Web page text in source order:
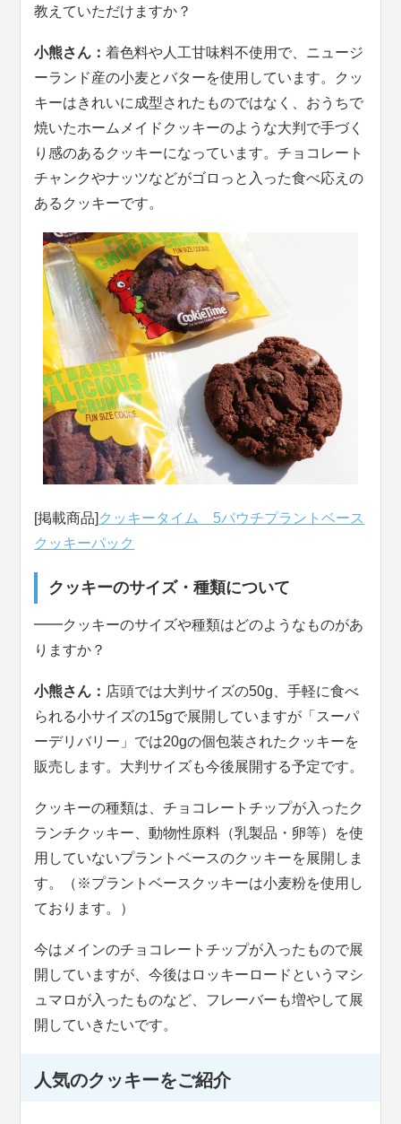
教えていただけますか？
小熊さん：着色料や人工甘味料不使用で、ニュージ
ーランド産の小麦とバターを使用しています。クッ
キーはきれいに成型されたものではなく、おうちで
焼いたホームメイドクッキーのような大判で手づく
り感のあるクッキーになっています。チョコレート
チャンクやナッツなどがゴロっと入った食べ応えの
あるクッキーです。
[掲載商品] クッキータイム 5パウチプラントベース
クッキーパック
クッキーのサイズ・種類について
━━クッキーのサイズや種類はどのようなものがあ
りますか？
小熊さん： 店頭では大判サイズの50g、手軽に食べ
られる小サイズの15gで展開していますが「スーパ
ーデリバリー」では20gの個包装されたクッキーを
販売します。大判サイズも今後展開する予定です。
クッキーの種類は、チョコレートチップが入ったク
ランチクッキー、動物性原料（乳製品・卵等）を使
用していないプラントベースのクッキーを展開しま
す。（※プラントベースクッキーは小麦粉を使用し
ております。）
今はメインのチョコレートチップが入ったもので展
開していますが、今後はロッキーロードというマシ
ュマロが入ったものなど、フレーバーも増やして展
開していきたいです。
人気のクッキーをご紹介